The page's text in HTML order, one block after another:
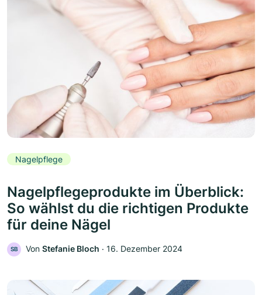
Nagelpflege
Nagelpflegeprodukte im Überblick:
So wählst du die richtigen Produkte
für deine Nägel
SB Von Stefanie Bloch ‧ 16. Dezember 2024